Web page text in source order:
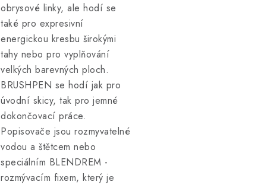
obrysové linky, ale hodí se
také pro expresivní
energickou kresbu širokými
tahy nebo pro vyplňování
velkých barevných ploch.
BRUSHPEN se hodí jak pro
úvodní skicy, tak pro jemné
dokončovací práce.
Popisovače jsou rozmyvatelné
vodou a štětcem nebo
speciálním BLENDREM -
rozmývacím fixem, který je